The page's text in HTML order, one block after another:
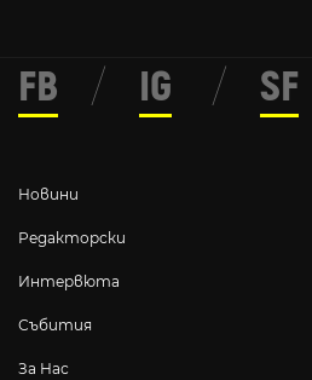
Новини
Редакторски
Интервюта
Събития
За Нас
FB / IG / SF